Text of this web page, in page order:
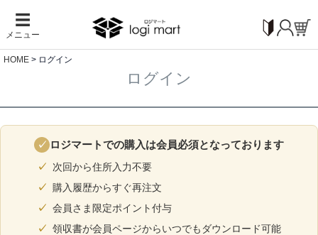
☰
メニュー
HOME ログイン
ログイン
✓ ロジマートでの購入は会員必須となっております
次回から住所入力不要
購入履歴からすぐ再注文
会員さま限定ポイント付与
領収書が会員ページからいつでもダウンロード可能